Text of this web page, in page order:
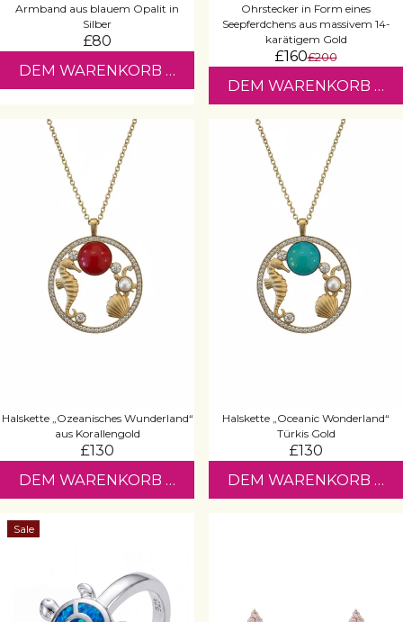
Armband aus blauem Opalit in
Silber
£80
DEM WARENKORB HINZUFÜGEN
Ohrstecker in Form eines
Seepferdchens aus massivem 14-
karätigem Gold
£160£200
DEM WARENKORB
Halskette „Ozeanisches Wunderland“
aus Korallengold
£130
DEM WARENKORB HINZUFÜGEN
Halskette „Oceanic Wonderland“
Türkis Gold
£130
DEM WARENKORB
Sale